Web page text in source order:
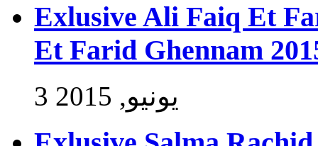
Exlusive Ali Faiq Et
Et Farid Ghennam
3 يونيو, 2015